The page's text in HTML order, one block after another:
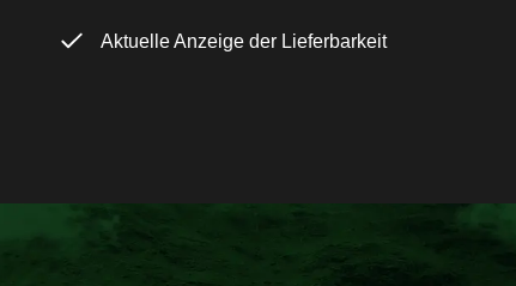
Aktuelle Anzeige der Lieferbarkeit